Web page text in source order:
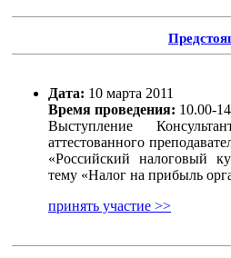
Дата: 10 марта 2011
Время проведения: 10.00-
Выступление
аттестованного
«Российский
тему «Налог на прибыль
принять участие >>